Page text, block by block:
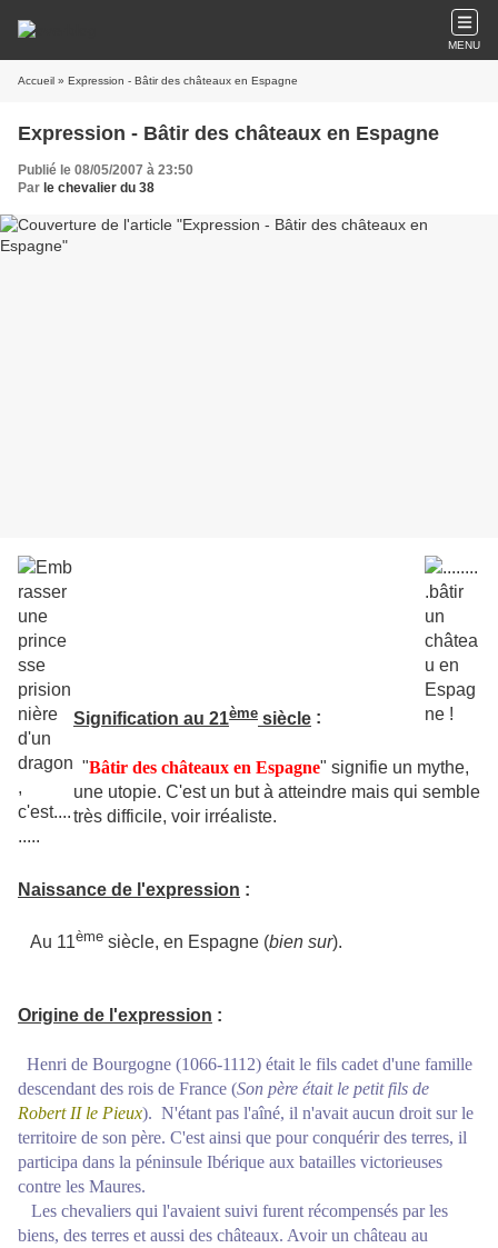
MENU
Accueil » Expression - Bâtir des châteaux en Espagne
Expression - Bâtir des châteaux en Espagne
Publié le 08/05/2007 à 23:50
Par le chevalier du 38
Signification au 21ème siècle :
"Bâtir des châteaux en Espagne" signifie un mythe,
une utopie. C'est un but à atteindre mais qui semble
très difficile, voir irréaliste.
Naissance de l'expression :
Au 11ème siècle, en Espagne (bien sur).
Origine de l'expression :
Henri de Bourgogne (1066-1112) était le fils cadet d'une famille
descendant des rois de France (Son père était le petit fils de
Robert II le Pieux). N'étant pas l'aîné, il n'avait aucun droit sur le
territoire de son père. C'est ainsi que pour conquérir des terres, il
participa dans la péninsule Ibérique aux batailles victorieuses
contre les Maures.
Les chevaliers qui l'avaient suivi furent récompensés par les
biens, des terres et aussi des châteaux. Avoir un château au